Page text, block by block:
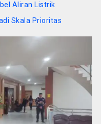
Aliran Listrik
Skala Prioritas